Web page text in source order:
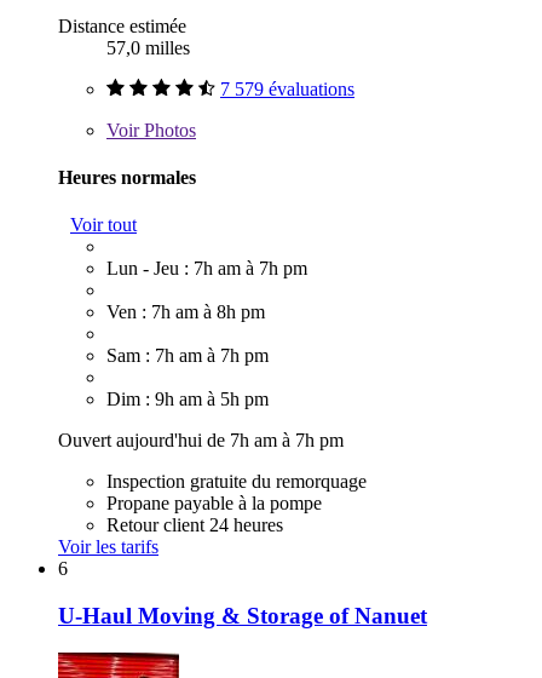
Distance estimée
57,0 milles
7 579 évaluations
VoirPhotos
Heures normales
Voir tout
Lun - Jeu : 7h am à 7h pm
Ven : 7h am à 8h pm
Sam : 7h am à 7h pm
Dim : 9h am à 5h pm
Ouvert aujourd'hui de 7h am à 7h pm
Inspection gratuite du remorquage
Propane payable à la pompe
Retour client 24 heures
Voir les tarifs
6
U-Haul Moving & Storage of Nanuet